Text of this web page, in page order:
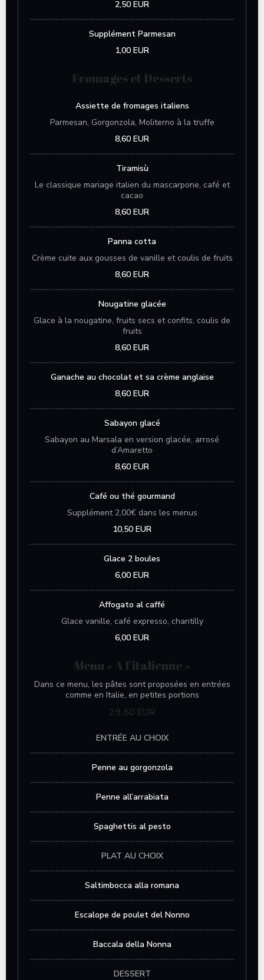
2,50 EUR
Supplément Parmesan
1,00 EUR
Fromages et Desserts
Assiette de fromages italiens
Parmesan, Gorgonzola, Moliterno à la truffe
8,60 EUR
Tiramisù
Le classique mariage italien du mascarpone, café et
cacao
8,60 EUR
Panna cotta
Crème cuite aux gousses de vanille et coulis de fruits
8,60 EUR
Nougatine glacée
Glace à la nougatine, fruits secs et confits, coulis de
fruits
8,60 EUR
Ganache au chocolat et sa crème anglaise
8,60 EUR
Sabayon glacé
Sabayon au Marsala en version glacée, arrosé
d’Amaretto
8,60 EUR
Café ou thé gourmand
Supplément 2,00€ dans les menus
10,50 EUR
Glace 2 boules
6,00 EUR
Affogato al caffé
Glace vanille, café expresso, chantilly
6,00 EUR
Menu « A l’italienne »
Dans ce menu, les pâtes sont proposées en entrées
comme en Italie, en petites portions
29,50 EUR
ENTRÉE AU CHOIX
Penne au gorgonzola
Penne all’arrabiata
Spaghettis al pesto
PLAT AU CHOIX
Saltimbocca alla romana
Escalope de poulet del Nonno
Baccala della Nonna
DESSERT